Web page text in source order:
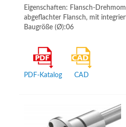
Eigenschaften: Flansch-
abgeflachter Flansch, mit
Baugröße (Ø):06
PDF-Katalog CAD